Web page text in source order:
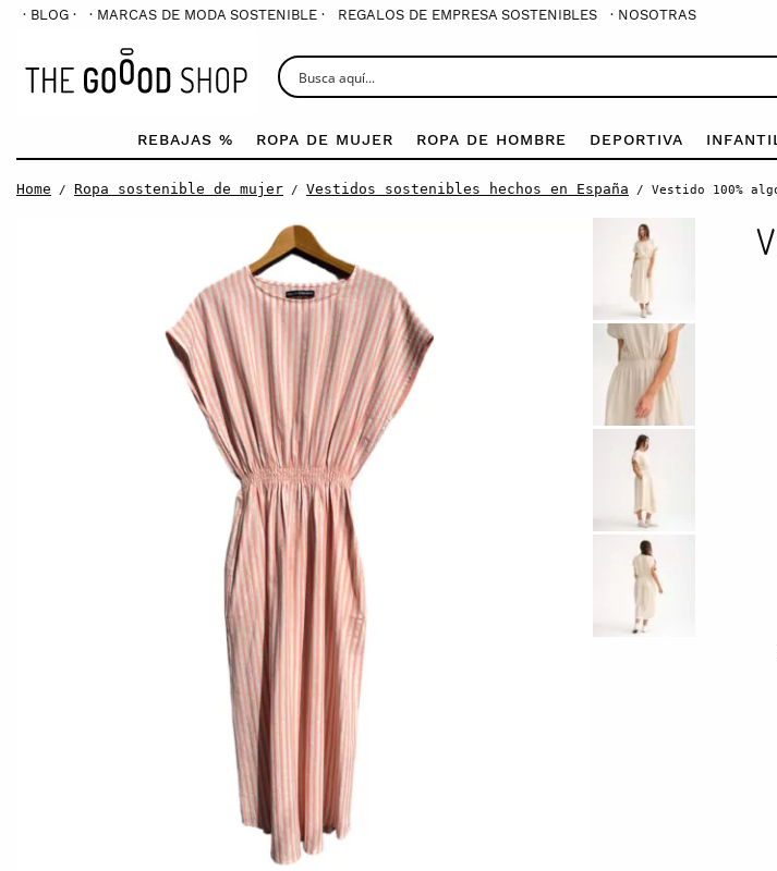
· BLOG · · MARCAS DE MODA SOSTENIBLE · REGALOS DE EMPRESA SOSTENIBLES · NOSOTRAS
REBAJAS % ROPA DE MUJER ROPA DE HOMBRE DEPORTIVA
Home / Ropa sostenible de mujer / Vestidos sostenibles hechos en España / Vestido 100%